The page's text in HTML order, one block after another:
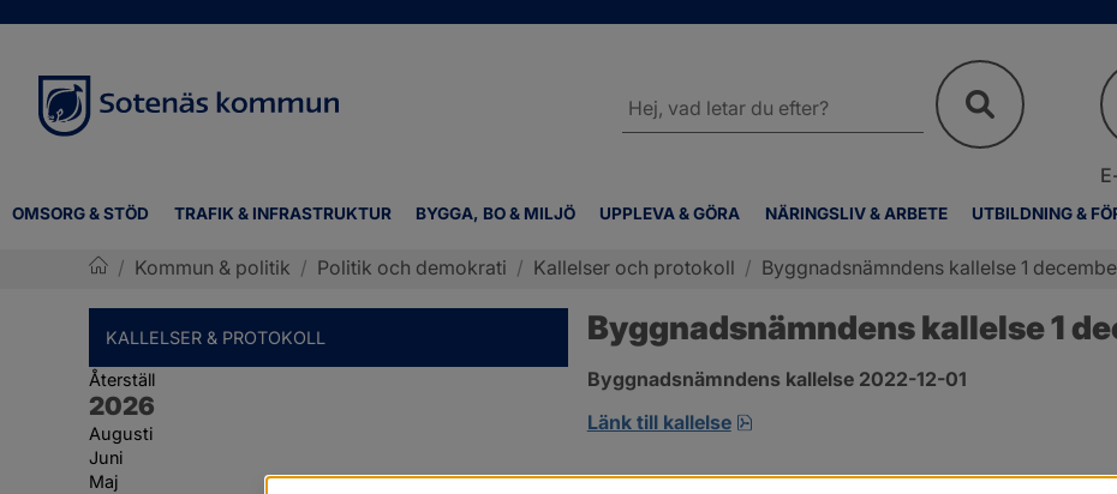
OMSORG & STÖD TRAFIK & INFRASTRUKTUR BYGGA, BO & MILJÖ UPPLEVA & GÖRA NÄRINGSLIV & ARBETE UTBILDNING &
webbplatsen
/ Kommun & politik / Politik och demokrati / Kallelser och protokoll / Byggnadsnämndens kallelse 1
KALLELSER & PROTOKOLL
Återställ
År:
2026
Augusti
Juni
Maj
Byggnadsnämndens kallelse 1
Byggnadsnämndens kallelse 2022-12-01
Länk till kallelse
pdf, 124.1 kB, öppnas i nytt fönster.